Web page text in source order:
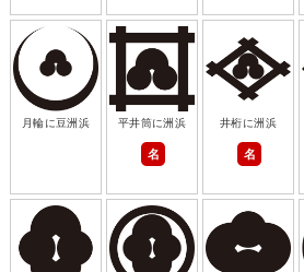
月輪に豆洲浜 平井筒に洲浜
名
井桁に洲浜
名